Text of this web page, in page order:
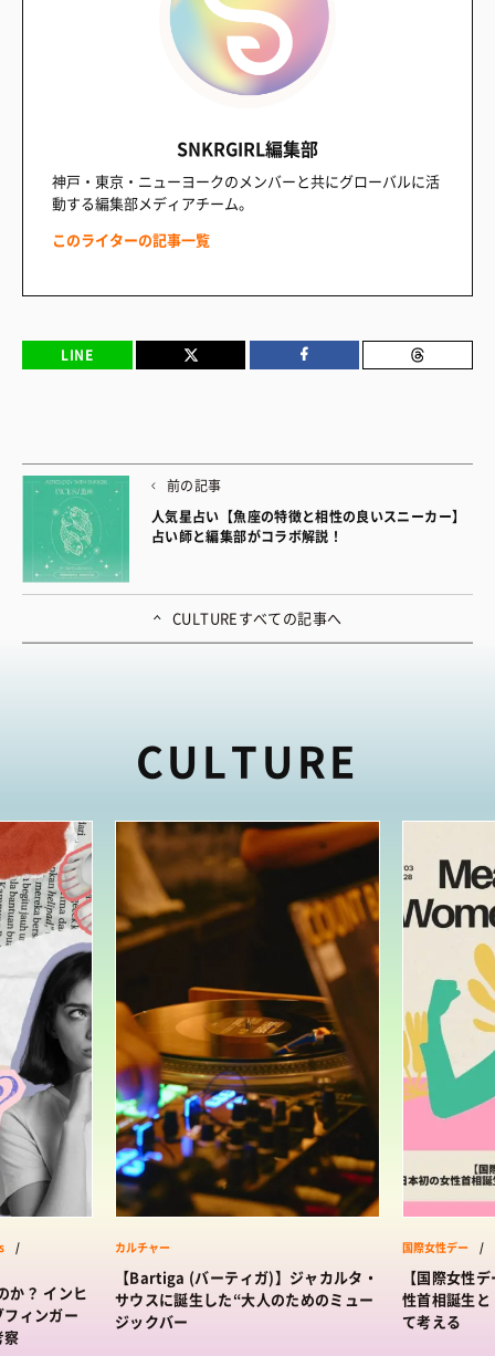
SNKRGIRL編集部
神戸・東京・ニューヨークのメンバーと共にグローバルに活
動する編集部メディアチーム。
このライターの記事一覧
LINE
前の記事
人気星占い【魚座の特徴と相性の良いスニーカー】
占い師と編集部がコラボ解説！
CULTUREすべての記事へ
CULTURE
/
か？ インヒ
ィンガー
察
カルチャー
【Bartiga (バーティガ)】ジャカルタ・
サウスに誕生した“大人のためのミュー
ジックバー
国際女性デー /
【国際女性
性首相誕生
て考える